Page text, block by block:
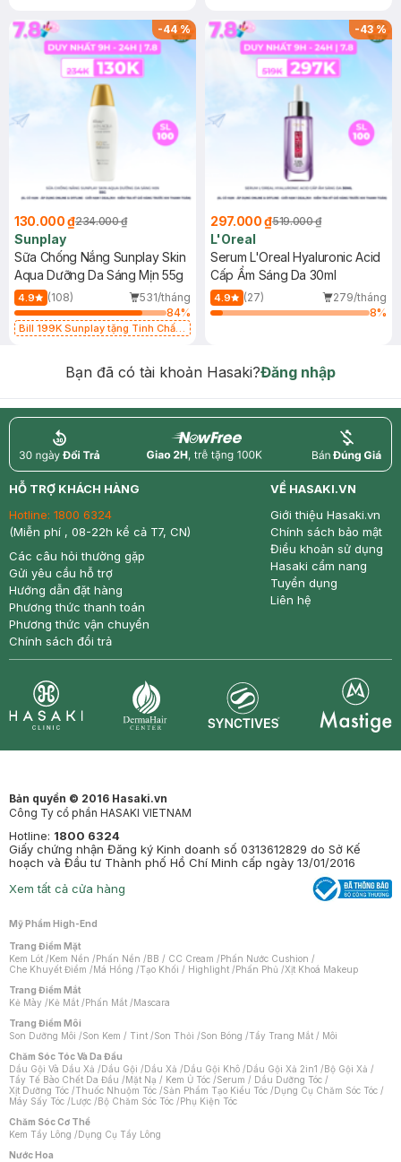
-44%
130.000 ₫234.000 ₫
Sunplay
Sữa Chống Nắng Sunplay Skin
Aqua Dưỡng Da Sáng Mịn 55g
4.9 (108)
531/tháng
84%
Bill 199K Sunplay tặng Tinh Chất
-43%
297.000 ₫519.000 ₫
L'Oreal
Serum L'Oreal Hyaluronic Acid
Cấp Ẩm Sáng Da 30ml
4.9 (27)
279/tháng
8%
Bạn đã có tài khoản Hasaki?Đăng nhập
return nowfree price
HỖ TRỢ KHÁCH HÀNG
Hotline: 1800 6324
(Miễn phí , 08-22h kể cả T7, CN)
Các câu hỏi thường gặp
Gửi yêu cầu hỗ trợ
Hướng dẫn đặt hàng
Phương thức thanh toán
Phương thức vận chuyển
Chính sách đổi trả
VỀ HASAKI.VN
Giới thiệu Hasaki.vn
Chính sách bảo mật
Điều khoản sử dụng
Hasaki cẩm nang
Tuyển dụng
Liên hệ
Bản quyền © 2016 Hasaki.vn
Công Ty cổ phần HASAKI VIETNAM
Hotline: 1800 6324
Giấy chứng nhận Đăng ký Kinh doanh số 0313612829 do Sở Kế
hoạch và Đầu tư Thành phố Hồ Chí Minh cấp ngày 13/01/2016
Xem tất cả cửa hàng
Mỹ Phẩm High-End
Trang Điểm Mặt
Kem Lót /Kem Nền /Phấn Nền /BB / CC Cream /Phấn Nước Cushion /
Che Khuyết Điểm /Má Hồng /Tạo Khối / Highlight /Phấn Phủ /Xịt Khoá Makeup
Trang Điểm Mắt
Kẻ Mày /Kẻ Mắt /Phấn Mắt /Mascara
Trang Điểm Môi
Son Dưỡng Môi /Son Kem / Tint /Son Thỏi /Son Bóng /Tẩy Trang Mắt / Môi
Chăm Sóc Tóc Và Da Đầu
Dầu Gội Và Dầu Xả /Dầu Gội /Dầu Xả /Dầu Gội Khô /Dầu Gội Xả 2in1 /Bộ Gội Xả /
Tẩy Tế Bào Chết Da Đầu /Mặt Nạ / Kem Ủ Tóc /Serum / Dầu Dưỡng Tóc /
Xịt Dưỡng Tóc /Thuốc Nhuộm Tóc /Sản Phẩm Tạo Kiểu Tóc /Dụng Cụ Chăm Sóc Tóc /
Máy Sấy Tóc /Lược /Bộ Chăm Sóc Tóc /Phụ Kiện Tóc
Chăm Sóc Cơ Thể
Kem Tẩy Lông /Dụng Cụ Tẩy Lông
Nước Hoa